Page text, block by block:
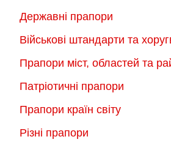
Державні прапори
Військові штандарти та
Прапори міст, областей та
Патріотичні прапори
Прапори країн світу
Різні прапори